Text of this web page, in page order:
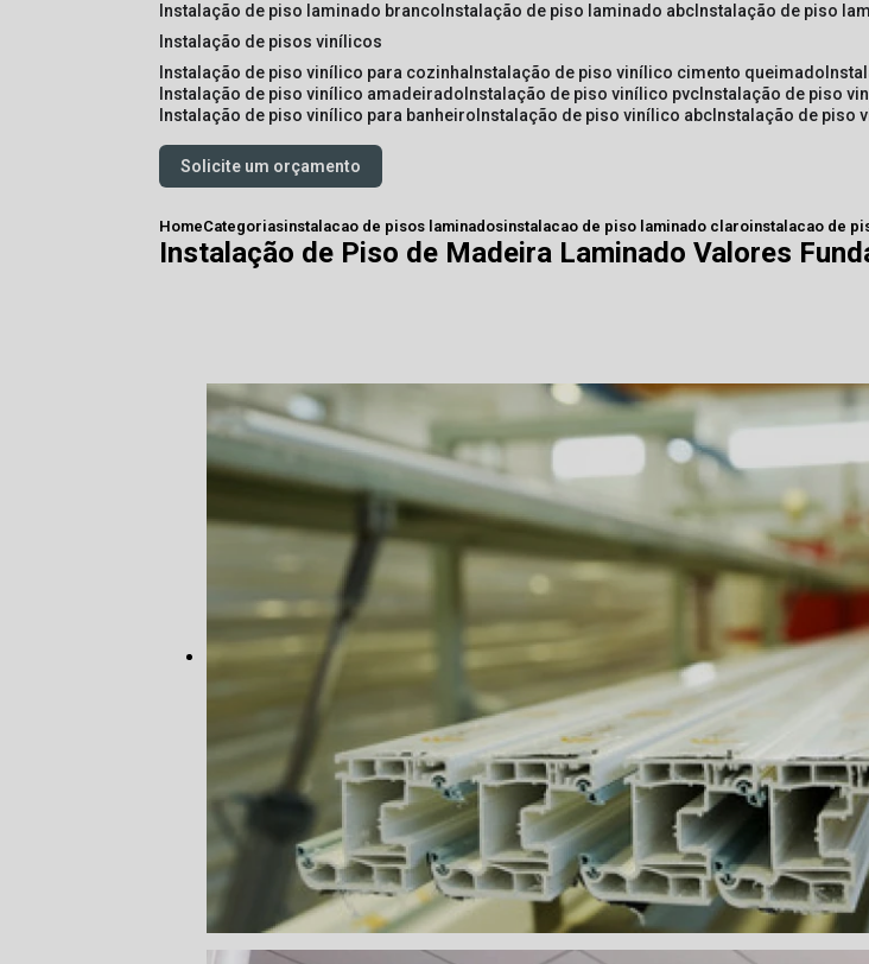
instalação de piso laminado branco instalação de piso laminado abc instalação de piso
instalação de pisos vinílicos
instalação de piso vinílico para cozinha instalação de piso vinílico cimento queimado
instalação de piso vinílico amadeirado instalação de piso vinílico pvc instalação de piso
instalação de piso vinílico para banheiro instalação de piso vinílico abc instalação de piso
Solicite um orçamento
HomeCategoriasinstalacao de pisos laminadosinstalacao de piso laminado claroinstalacao de
Instalação de Piso de Madeira Laminado Valores